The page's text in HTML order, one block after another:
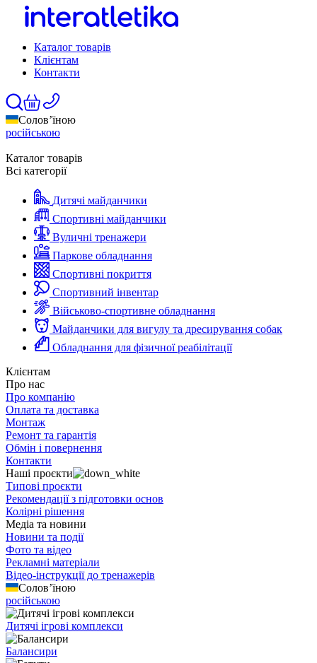
Каталог товарів
Клієнтам
Контакти
Солов’їною
російською
Каталог товарів
Всі категорії
Дитячі майданчики
Спортивні майданчики
Вуличні тренажери
Паркове обладнання
Спортивні покриття
Спортивний інвентар
Військово-спортивне обладнання
Майданчики для вигулу та дресирування собак
Обладнання для фізичної реабілітації
Клієнтам
Про нас
Про компанію
Оплата та доставка
Монтаж
Ремонт та гарантія
Обмін і повернення
Контакти
Наші проєкти
Типові проєкти
Рекомендації з підготовки основ
Колірні рішення
Медіа та новини
Новини та події
Фото та відео
Рекламні матеріали
Відео-інструкції до тренажерів
Солов’їною
російською
Дитячі ігрові комплекси
Балансири